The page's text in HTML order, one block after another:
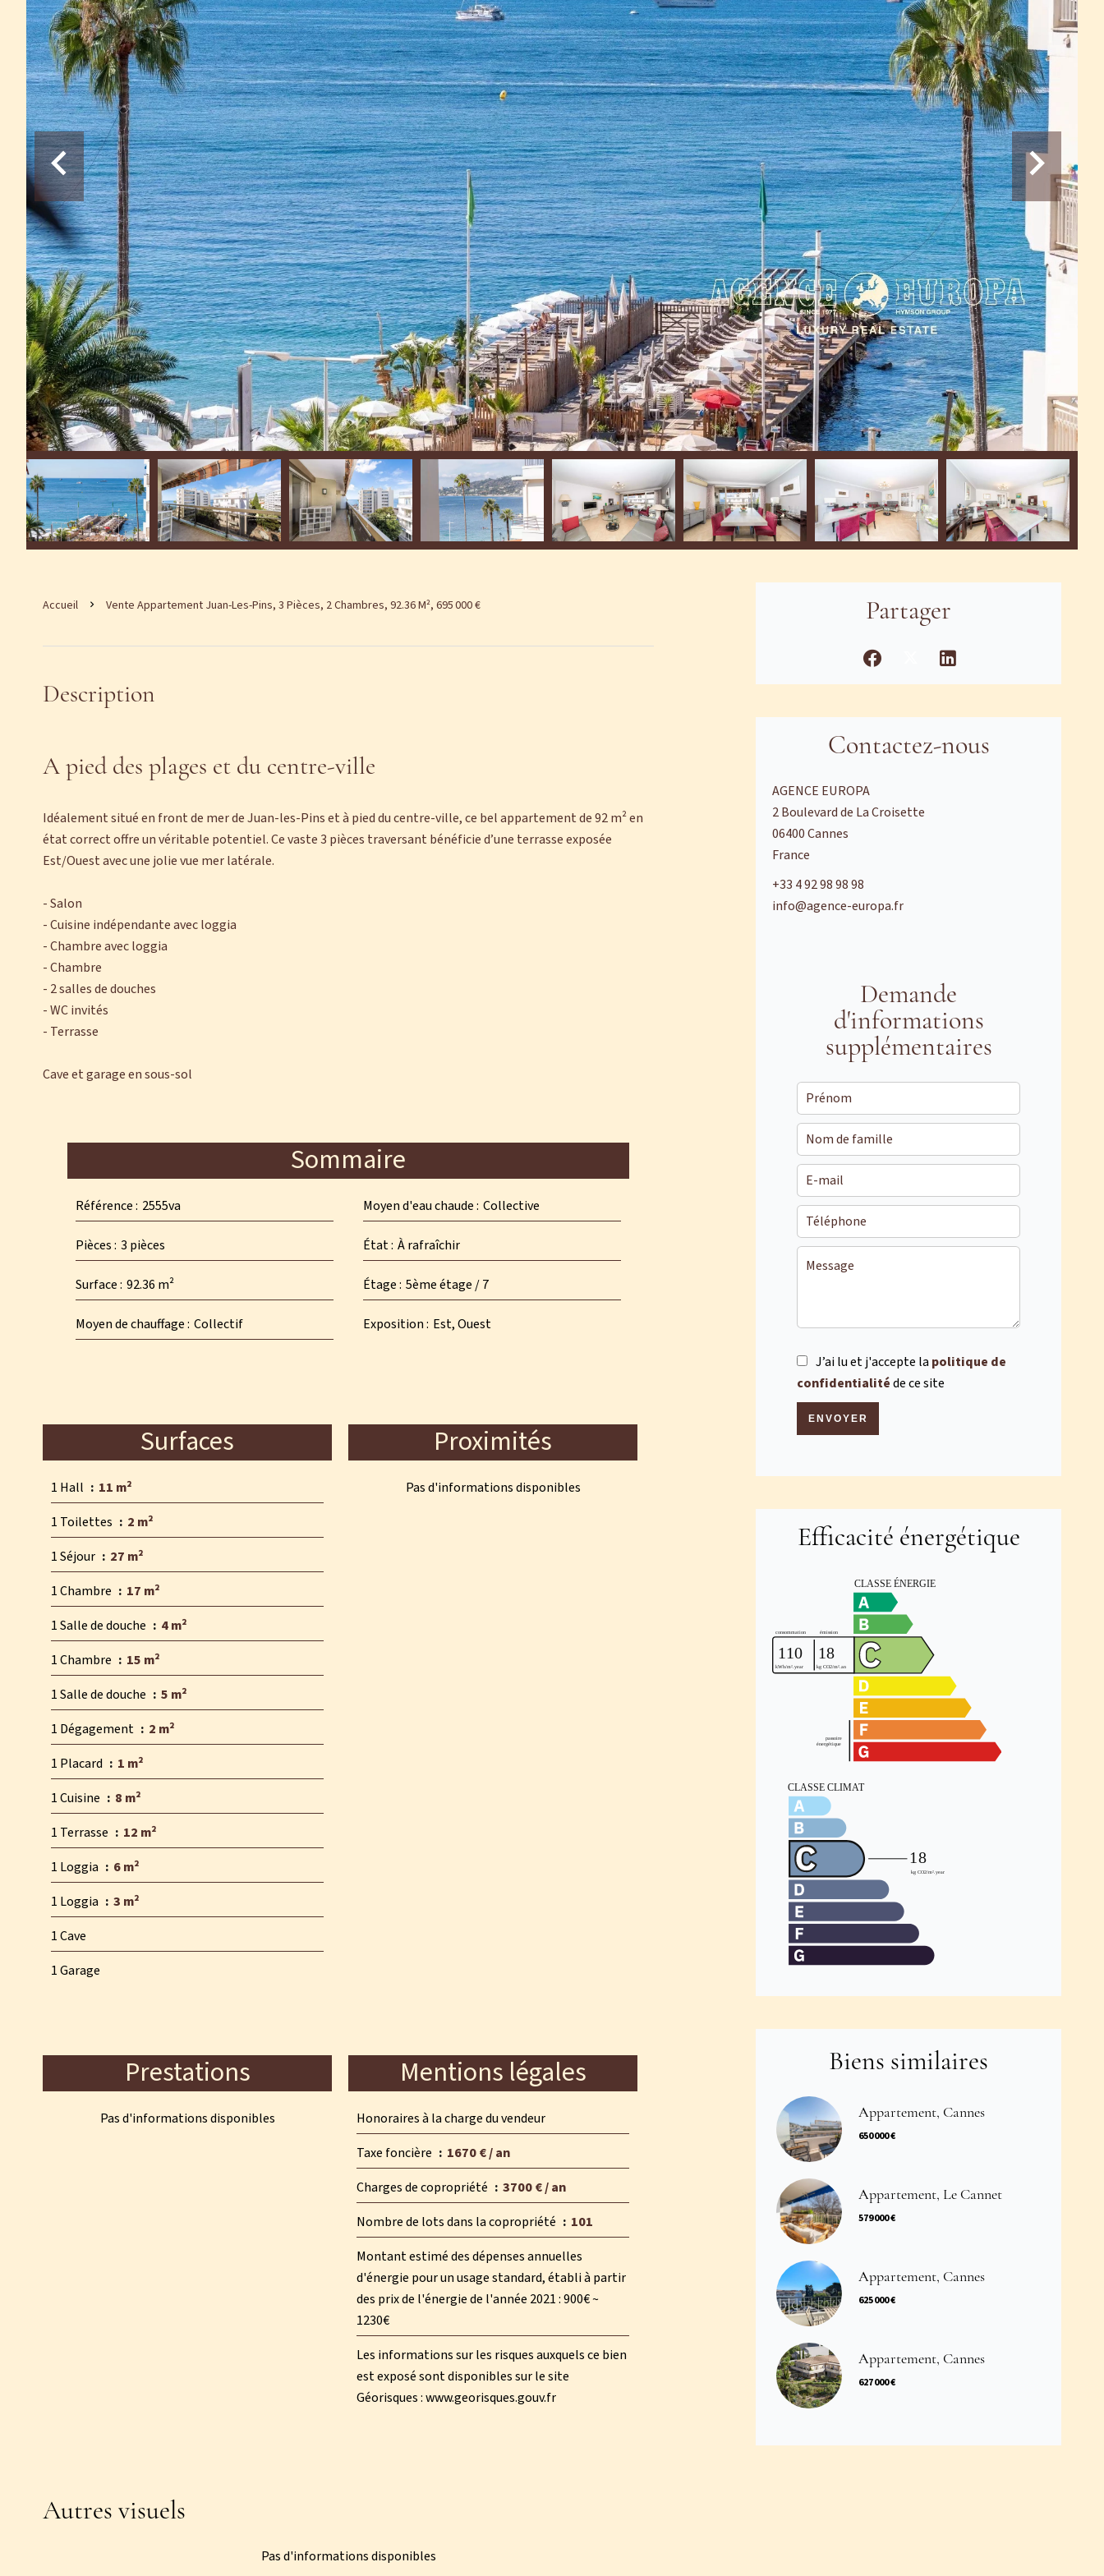
Accueil Vente Appartement Juan-Les-Pins, 3 Pièces, 2 Chambres, 92.36 M², 695 000 €
Description
A pied des plages et du centre-ville
Idéalement situé en front de mer de Juan-les-Pins et à pied du centre-ville, ce bel appartement de 92 m² en
état correct offre un véritable potentiel. Ce vaste 3 pièces traversant bénéficie d’une terrasse exposée
Est/Ouest avec une jolie vue mer latérale.
- Salon
- Cuisine indépendante avec loggia
- Chambre avec loggia
- Chambre
- 2 salles de douches
- WC invités
- Terrasse
Cave et garage en sous-sol
Sommaire
Référence 2555va
Pièces 3 pièces
Surface 92.36 m²
Moyen de chauffage Collectif
Moyen d'eau chaude Collective
État À rafraîchir
Étage 5ème étage / 7
Exposition Est, Ouest
Surfaces
1 Hall
11 m²
1 Toilettes
2 m²
1 Séjour
27 m²
1 Chambre
17 m²
1 Salle de douche
4 m²
1 Chambre
15 m²
1 Salle de douche
5 m²
1 Dégagement
2 m²
1 Placard
1 m²
1 Cuisine
8 m²
1 Terrasse
12 m²
1 Loggia
6 m²
1 Loggia
3 m²
1 Cave
1 Garage
Proximités
Pas d'informations disponibles
Prestations
Pas d'informations disponibles
Mentions légales
Honoraires à la charge du vendeur
Taxe foncière
1670 € / an
Charges de copropriété
3700 € / an
Nombre de lots dans la copropriété
101
Montant estimé des dépenses annuelles
d'énergie pour un usage standard, établi à partir
des prix de l'énergie de l'année 2021 : 900€ ~
1230€
Les informations sur les risques auxquels ce bien
est exposé sont disponibles sur le site
Géorisques : www.georisques.gouv.fr
Autres visuels
Pas d'informations disponibles
Partager
Contactez-nous
AGENCE EUROPA
2 Boulevard de La Croisette
06400Cannes
France
+33 4 92 98 98 98
info@agence-europa.fr
Demande
d'informations
supplémentaires
J’ai lu et j'accepte lapolitique de
confidentialitéde ce site
ENVOYER
Efficacité énergétique
Biens similaires
Appartement, Cannes
650 000 €
Appartement, Le Cannet
579 000 €
Appartement, Cannes
625 000 €
Appartement, Cannes
627 000 €